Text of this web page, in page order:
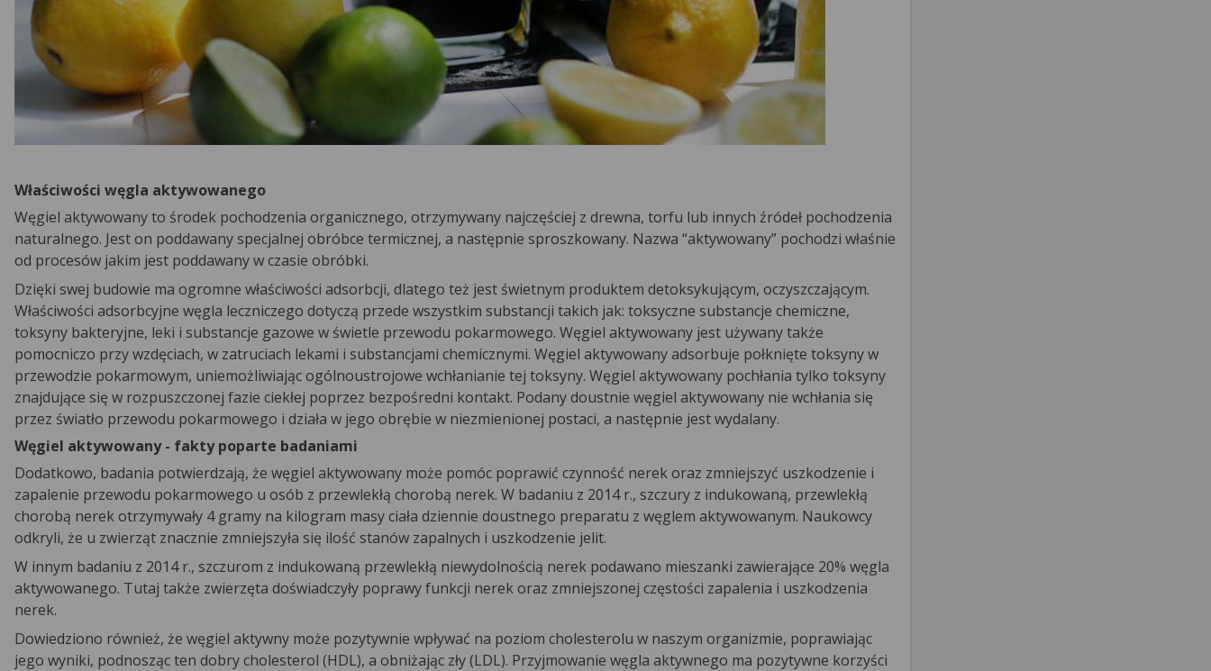
Właściwości węgla aktywowanego
Węgiel aktywowany to środek pochodzenia organicznego, otrzymywany najczęściej z drewna, torfu lub innych źródeł pochodzenia
naturalnego. Jest on poddawany specjalnej obróbce termicznej, a następnie sproszkowany. Nazwa “aktywowany” pochodzi właśnie
od procesów jakim jest poddawany w czasie obróbki.
Dzięki swej budowie ma ogromne właściwości adsorbcji, dlatego też jest świetnym produktem detoksykującym, oczyszczającym.
Właściwości adsorbcyjne węgla leczniczego dotyczą przede wszystkim substancji takich jak: toksyczne substancje chemiczne,
toksyny bakteryjne, leki i substancje gazowe w świetle przewodu pokarmowego. Węgiel aktywowany jest używany także
pomocniczo przy wzdęciach, w zatruciach lekami i substancjami chemicznymi. Węgiel aktywowany adsorbuje połknięte toksyny w
przewodzie pokarmowym, uniemożliwiając ogólnoustrojowe wchłanianie tej toksyny. Węgiel aktywowany pochłania tylko toksyny
znajdujące się w rozpuszczonej fazie ciekłej poprzez bezpośredni kontakt. Podany doustnie węgiel aktywowany nie wchłania się
przez światło przewodu pokarmowego i działa w jego obrębie w niezmienionej postaci, a następnie jest wydalany.
Węgiel aktywowany - fakty poparte badaniami
Dodatkowo, badania potwierdzają, że węgiel aktywowany może pomóc poprawić czynność nerek oraz zmniejszyć uszkodzenie i
zapalenie przewodu pokarmowego u osób z przewlekłą chorobą nerek. W badaniu z 2014 r., szczury z indukowaną, przewlekłą
chorobą nerek otrzymywały 4 gramy na kilogram masy ciała dziennie doustnego preparatu z węglem aktywowanym. Naukowcy
odkryli, że u zwierząt znacznie zmniejszyła się ilość stanów zapalnych i uszkodzenie jelit.
W innym badaniu z 2014 r., szczurom z indukowaną przewlekłą niewydolnością nerek podawano mieszanki zawierające 20% węgla
aktywowanego. Tutaj także zwierzęta doświadczyły poprawy funkcji nerek oraz zmniejszonej częstości zapalenia i uszkodzenia
nerek.
Dowiedziono również, że węgiel aktywny może pozytywnie wpływać na poziom cholesterolu w naszym organizmie, poprawiając
jego wyniki, podnosząc ten dobry cholesterol (HDL), a obniżając zły (LDL). Przyjmowanie węgla aktywnego ma pozytywne korzyści